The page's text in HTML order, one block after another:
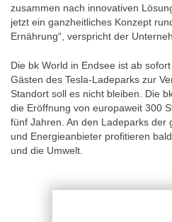
zusammen nach innovativen
jetzt ein ganzheitliches Konzept
Ernährung“, verspricht der
Die bk World in Endsee ist ab
Gästen des Tesla-Ladeparks zur
Standort soll es nicht bleiben. Die
die Eröffnung von europaweit 300
fünf Jahren. An den Ladeparks
und Energieanbieter profitieren
und die Umwelt.